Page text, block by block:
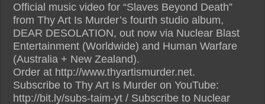
Official music video for “Slaves Beyond Death”
from Thy Art Is Murder’s fourth studio album,
DEAR DESOLATION, out now via Nuclear Blast
Entertainment (Worldwide) and Human Warfare
(Australia + New Zealand).
Order at http://www.thyartismurder.net.
Subscribe to Thy Art Is Murder on YouTube:
http://bit.ly/subs-taim-yt / Subscribe to Nuclear